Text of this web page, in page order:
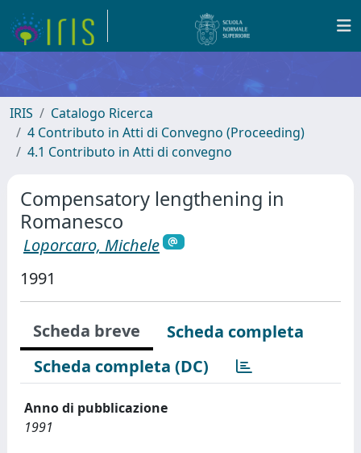
IRIS
Catalogo Ricerca
4 Contributo in Atti di Convegno (Proceeding)
4.1 Contributo in Atti di convegno
Compensatory lengthening in
Romanesco
Loporcaro, Michele
1991
Scheda breve
Scheda completa
Scheda completa (DC)
Anno di pubblicazione
1991